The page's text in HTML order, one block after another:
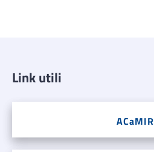
Link utili
ACaMIR